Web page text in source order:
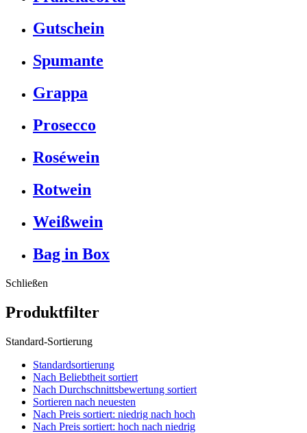
Gutschein
Spumante
Grappa
Prosecco
Roséwein
Rotwein
Weißwein
Bag in Box
Schließen
Produktfilter
Standard-Sortierung
Standardsortierung
Nach Beliebtheit sortiert
Nach Durchschnittsbewertung sortiert
Sortieren nach neuesten
Nach Preis sortiert: niedrig nach hoch
Nach Preis sortiert: hoch nach niedrig